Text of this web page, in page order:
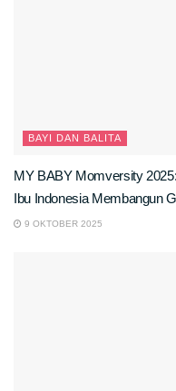
BAYI DAN BALITA
MY BABY Momversity
Ibu Indonesia Membangun
9 OKTOBER 2025